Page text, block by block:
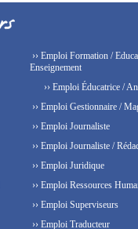
›› Emploi Formation /
Enseignement
›› Emploi Éducatrice /
›› Emploi Gestionnaire /
›› Emploi Journaliste
›› Emploi Journaliste /
›› Emploi Juridique
›› Emploi Ressources
›› Emploi Superviseurs
›› Emploi Traducteur